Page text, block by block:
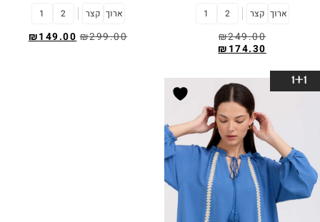
ארוך קצר 2
1
₪249.00
₪ 174.30
בחר אפשרויות
ארוך קצר 2
1
₪299.00
₪149.00
1+1